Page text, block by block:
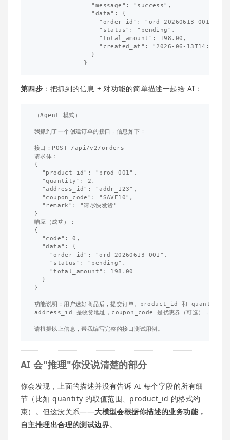
               "message": "success",
               "data": {
                 "order_id": "ord_20260613_001",
                 "status": "pending",
                 "total_amount": 198.00,
"created_at": "2026-06-
               }
第四步 ：把抓到的信息 + 对功能的简单描述一起给 AI：
（Agent 模式）
我抓到了一个创建订单的接口，信息如下：
接口：POST /api/v2/orders
请求体：
{
  "product_id": "prod_001",
  "quantity": 2,
  "address_id": "addr_123",
  "coupon_code": "SAVE10",
  "remark": "请尽快发货"
}
响应（成功）：
{
  "code": 0,
  "data": {
    "order_id": "ord_20260613_001",
    "status": "pending",
    "total_amount": 198.00
  }
}
功能说明：用户选好商品后，提交订单。product_id 和 quantity 是
address_id 是收货地址，coupon_code 是优惠券（可选），
AI 会"推理"你没说清楚的部分
你会发现，上面的描述并没有告诉 AI 每个字段的所有细
节（比如 quantity 的取值范围、product_id 的格式约
束）。但这没关系——大模型会根据你描述的业务功能，
自主推理出合理的测试边界。